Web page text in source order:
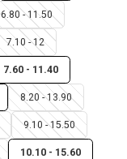
6.80 - 11.50
7.10 - 12
7.60 - 11.40
8.20 - 13.90
9.10 - 15.50
10.10 - 15.60